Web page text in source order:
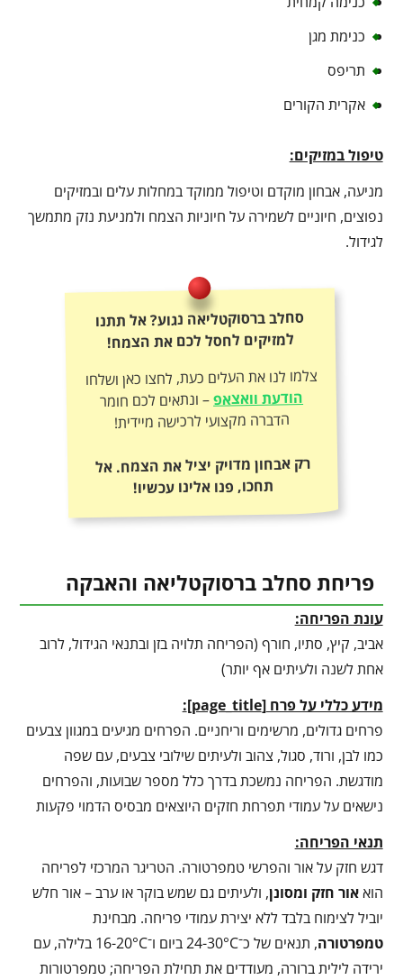
כנימת מגן
תריפס
אקרית הקורים
טיפול במזיקים:
מניעה, אבחון מוקדם וטיפול ממוקד במחלות עלים ובמזיקים
נפוצים, חיוניים לשמירה על חיוניות הצמח ולמניעת נזק מתמשך
לגידול.
סחלב ברסוקטליאה נגוע? אל תתנו
למזיקים לחסל לכם את הצמח!
צלמו לנו את העלים כעת, לחצו כאן ושלחו
הודעת וואצאפ– ונתאים לכם חומר
הדברה מקצועי לרכישה מיידית!
רק אבחון מדויק יציל את הצמח. אל
תחכו, פנו אלינו עכשיו!
פריחת סחלב ברסוקטליאה והאבקה
עונת הפריחה:
אביב, קיץ, סתיו, חורף (הפריחה תלויה בזן ובתנאי הגידול, לרוב
אחת לשנה ולעיתים אף יותר)
מידע כללי על פרח[
page_title
]
:
פרחים גדולים, מרשימים וריחניים. הפרחים מגיעים במגוון צבעים
כמו לבן, ורוד, סגול, צהוב ולעיתים שילובי צבעים, עם שפה
מודגשת. הפריחה נמשכת בדרך כלל מספר שבועות, והפרחים
נישאים על עמודי תפרחת חזקים היוצאים מבסיס הדמוי פקעות
תנאי הפריחה:
דגש חזק על אור והפרשי טמפרטורה. הטריגר המרכזי לפריחה
הואאור חזק ומסונן, ולעיתים גם שמש בוקר או ערב – אור חלש
יוביל לצימוח בלבד ללא יצירת עמודי פריחה. מבחינת
טמפרטורה
, תנאים של כ־24-30°C ביום ו־16-20°C בלילה, עם
ירידה לילית ברורה, מעודדים את תחילת הפריחה; טמפרטורות